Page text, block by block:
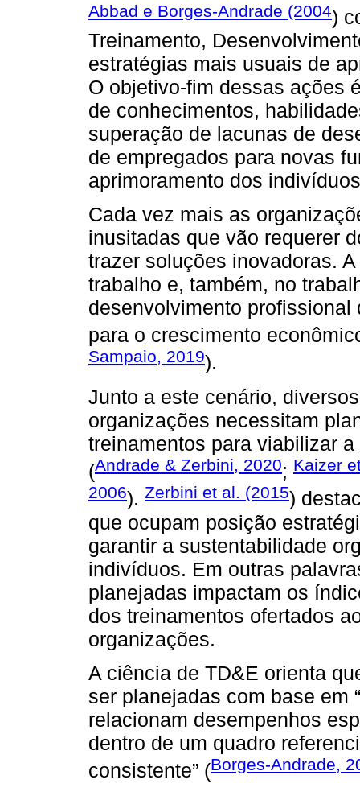
Abbad e Borges-Andrade (2004)
Treinamento,
estratégias mais usuais de
O objetivo-fim dessas ações
de conhecimentos,
superação de lacunas de
de empregados para novas
aprimoramento dos
Cada vez mais as
inusitadas que vão requerer
trazer soluções inovadoras.
trabalho e, também, no
desenvolvimento
para o crescimento
Sampaio, 2019).
Junto a este cenário,
organizações necessitam
treinamentos para viabilizar
(Andrade & Zerbini, 2020; Kaizer
2006). Zerbini et al. (2015)
que ocupam posição
garantir a sustentabilidade
indivíduos. Em outras
planejadas impactam os
dos treinamentos ofertados
organizações.
A ciência de TD&E orienta
ser planejadas com base em
relacionam desempenhos
dentro de um quadro
consistente” (Borges-Andrade,